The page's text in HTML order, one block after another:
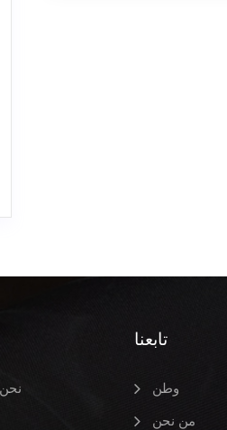
تابعنا
وطن
من نحن